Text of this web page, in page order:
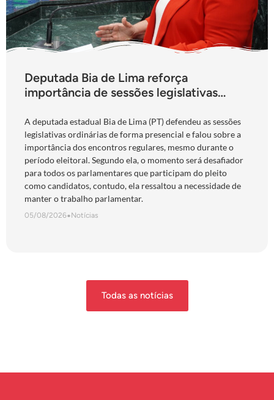
Deputada Bia de Lima reforça
importância de sessões legislativas
“obrigação com o povo de Goiás”
A deputada estadual Bia de Lima (PT) defendeu as sessões
legislativas ordinárias de forma presencial e falou sobre a
importância dos encontros regulares, mesmo durante o
período eleitoral. Segundo ela, o momento será desafiador
para todos os parlamentares que participam do pleito
como candidatos, contudo, ela ressaltou a necessidade de
manter o trabalho parlamentar.
05/08/2026•Notícias
Todas as notícias